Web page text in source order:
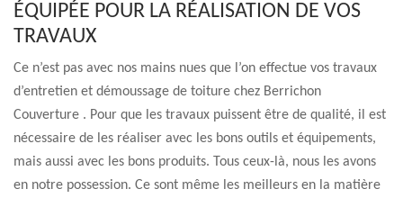
ÉQUIPÉE POUR LA RÉALISATION DE VOS
TRAVAUX
Ce n’est pas avec nos mains nues que l’on effectue vos travaux
d’entretien et démoussage de toiture chez Berrichon
Couverture . Pour que les travaux puissent être de qualité, il est
nécessaire de les réaliser avec les bons outils et équipements,
mais aussi avec les bons produits. Tous ceux-là, nous les avons
en notre possession. Ce sont même les meilleurs en la matière